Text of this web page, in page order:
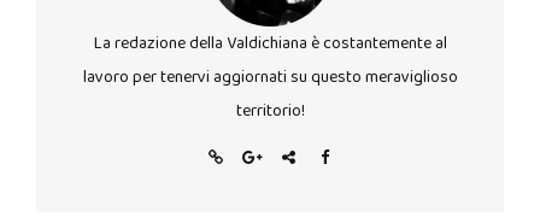
La redazione della Valdichiana è costantemente al
lavoro per tenervi aggiornati su questo meraviglioso
territorio!